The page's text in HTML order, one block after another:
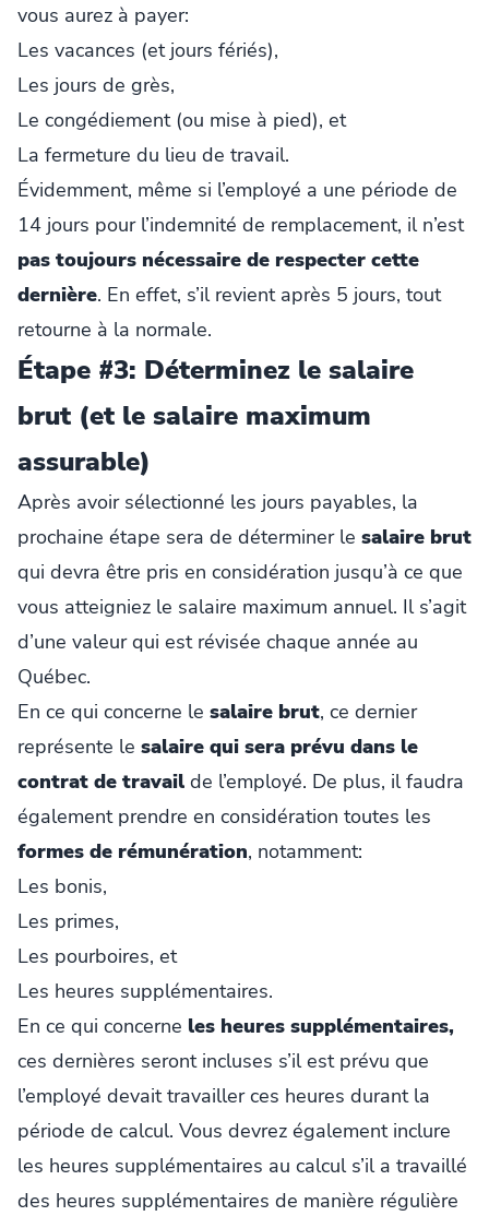
vous aurez à payer:
Les vacances (et jours fériés),
Les jours de grès,
Le congédiement (ou mise à pied), et
La fermeture du lieu de travail.
Évidemment, même si l’employé a une période de
14 jours pour l’indemnité de remplacement, il n’est
pas toujours nécessaire de respecter cette
dernière. En effet, s’il revient après 5 jours, tout
retourne à la normale.
Étape #3: Déterminez le salaire
brut (et le salaire maximum
assurable)
Après avoir sélectionné les jours payables, la
prochaine étape sera de déterminer le salaire brut
qui devra être pris en considération jusqu’à ce que
vous atteigniez le salaire maximum annuel. Il s’agit
d’une valeur qui est révisée chaque année au
Québec.
En ce qui concerne le salaire brut, ce dernier
représente le salaire qui sera prévu dans le
contrat de travail de l’employé. De plus, il faudra
également prendre en considération toutes les
formes de rémunération, notamment:
Les bonis,
Les primes,
Les pourboires, et
Les heures supplémentaires.
En ce qui concerne les heures supplémentaires,
ces dernières seront incluses s’il est prévu que
l’employé devait travailler ces heures durant la
période de calcul. Vous devrez également inclure
les heures supplémentaires au calcul s’il a travaillé
des heures supplémentaires de manière régulière